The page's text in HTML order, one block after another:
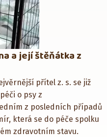
a její štěňátka z
přítel z. s. se již
o psy z
z posledních případů
která se do péče spolku
zdravotním stavu.